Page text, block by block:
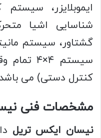
ایموبلایزر،
شناسایی اشیا
کنترل دستی) می
مشخصات فنی
نیسان ایکس تریل